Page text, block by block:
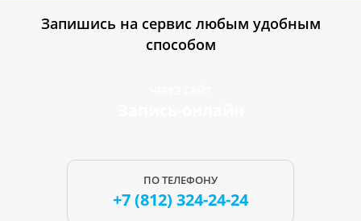
Запишись на сервис любым удобным
способом
ПО ТЕЛЕФОНУ
+7 (812) 324-24-24